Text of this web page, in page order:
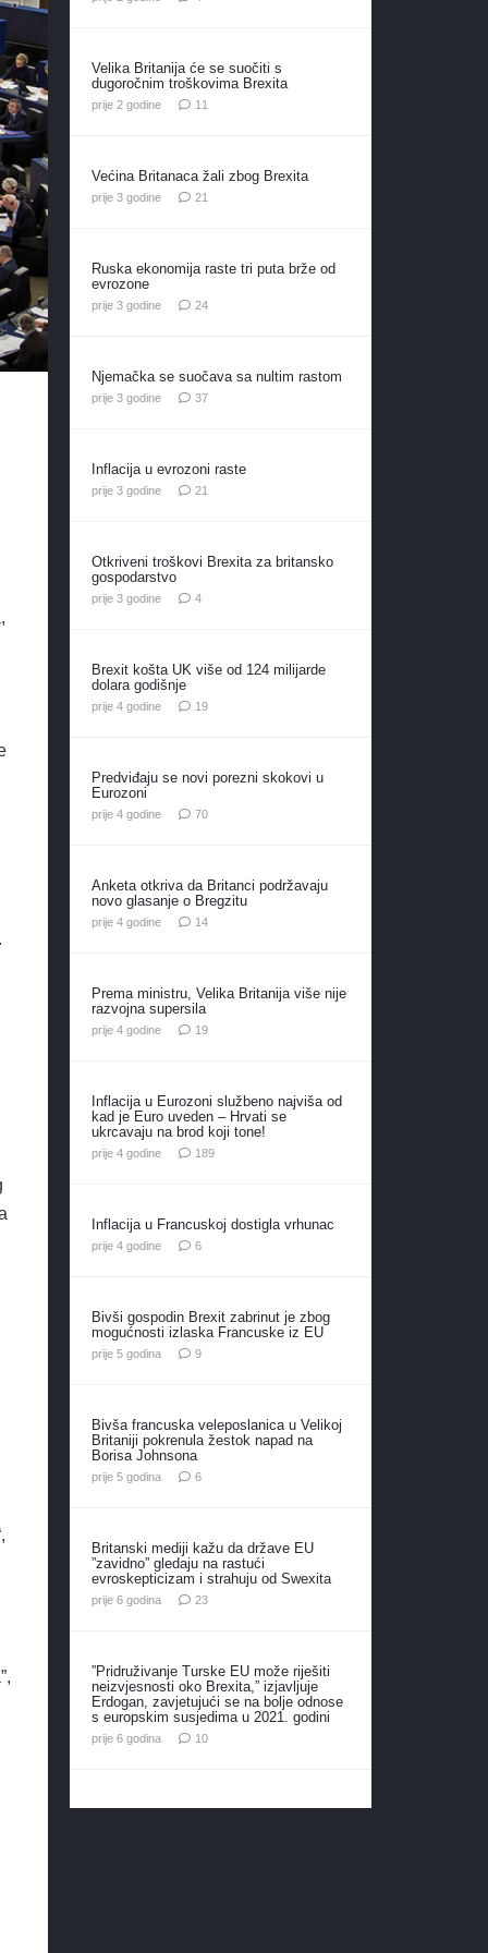
Velika Britanija će se suočiti s
dugoročnim troškovima Brexita
prije 2 godine 11
Većina Britanaca žali zbog Brexita
prije 3 godine 21
Ruska ekonomija raste tri puta brže od
evrozone
prije 3 godine 24komentara
Njemačka se suočava sa nultim rastom
prije 3 godine 37komentara
Inflacija u evrozoni raste
prije 3 godine 21
Otkriveni troškovi Brexita za britansko
gospodarstvo
prije 3 godine 4komentara
Brexit košta UK više od 124 milijarde
dolara godišnje
prije 4 godine 19komentara
Predviđaju se novi porezni skokovi u
Eurozoni
prije 4 godine 70komentara
Anketa otkriva da Britanci podržavaju
novo glasanje o Bregzitu
prije 4 godine 14komentara
Prema ministru, Velika Britanija više nije
razvojna supersila
prije 4 godine 19komentara
Inflacija u Eurozoni službeno najviša od
kad je Euro uveden – Hrvati se
ukrcavaju na brod koji tone!
prije 4 godine 189komentara
Inflacija u Francuskoj dostigla vrhunac
prije 4 godine 6komentara
Bivši gospodin Brexit zabrinut je zbog
mogućnosti izlaska Francuske iz EU
prije 5 godina 9komentara
Bivša francuska veleposlanica u Velikoj
Britaniji pokrenula žestok napad na
Borisa Johnsona
prije 5 godina 6komentara
Britanski mediji kažu da države EU
”zavidno” gledaju na rastući
evroskepticizam i strahuju od Swexita
prije 6 godina 23komentara
”Pridruživanje Turske EU može riješiti
neizvjesnosti oko Brexita,” izjavljuje
Erdogan, zavjetujući se na bolje odnose
s europskim susjedima u 2021. godini
prije 6 godina 10komentara